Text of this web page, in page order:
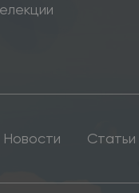
Новости Статьи